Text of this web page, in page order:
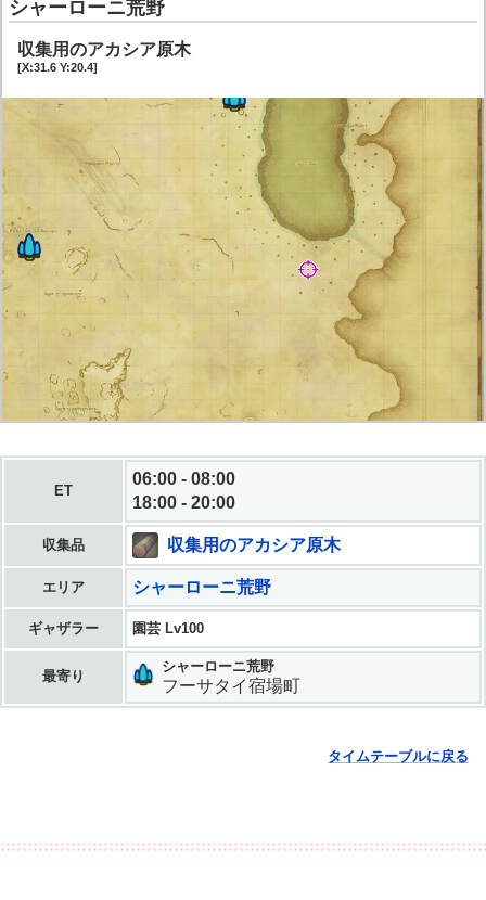
シャーローニ荒野
収集用のアカシア原木
[X:31.6 Y:20.4]
ET
06:00 - 08:00
18:00 - 20:00
収集品 収集用のアカシア原木
エリア シャーローニ荒野
ギャザラー 園芸 Lv100
最寄り
シャーローニ荒野
フーサタイ宿場町
タイムテーブルに戻る